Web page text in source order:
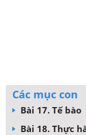
Các mục con
Bài 17. Tế bào
Bài 18. Thực